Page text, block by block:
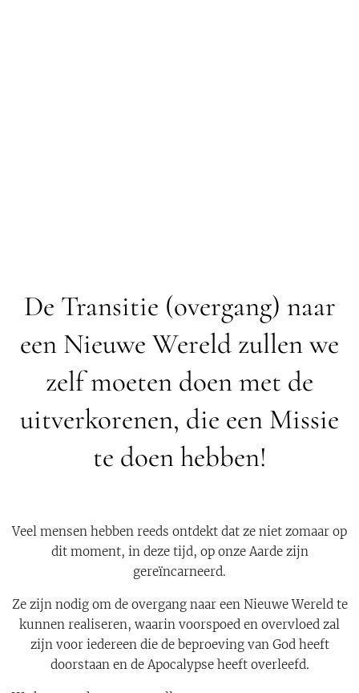
De Transitie (overgang) naar
een Nieuwe Wereld zullen we
zelf moeten doen met de
uitverkorenen, die een Missie
te doen hebben!
Veel mensen hebben reeds ontdekt dat ze niet zomaar op
dit moment, in deze tijd, op onze Aarde zijn
gereïncarneerd.
Ze zijn nodig om de overgang naar een Nieuwe Wereld te
kunnen realiseren, waarin voorspoed en overvloed zal
zijn voor iedereen die de beproeving van God heeft
doorstaan en de Apocalypse heeft overleefd.